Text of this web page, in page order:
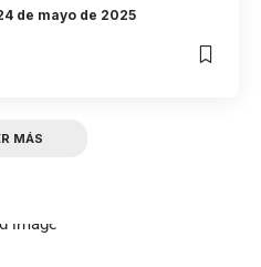
de mayo de 2025
MÁS